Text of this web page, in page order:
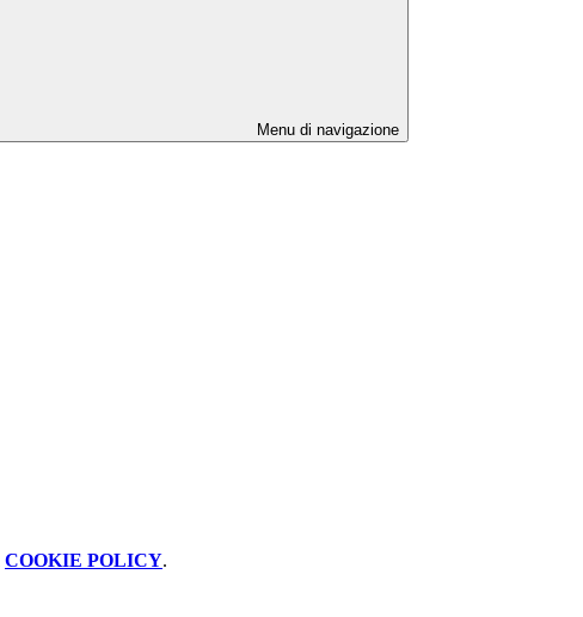
Menu di navigazione
COOKIE POLICY.